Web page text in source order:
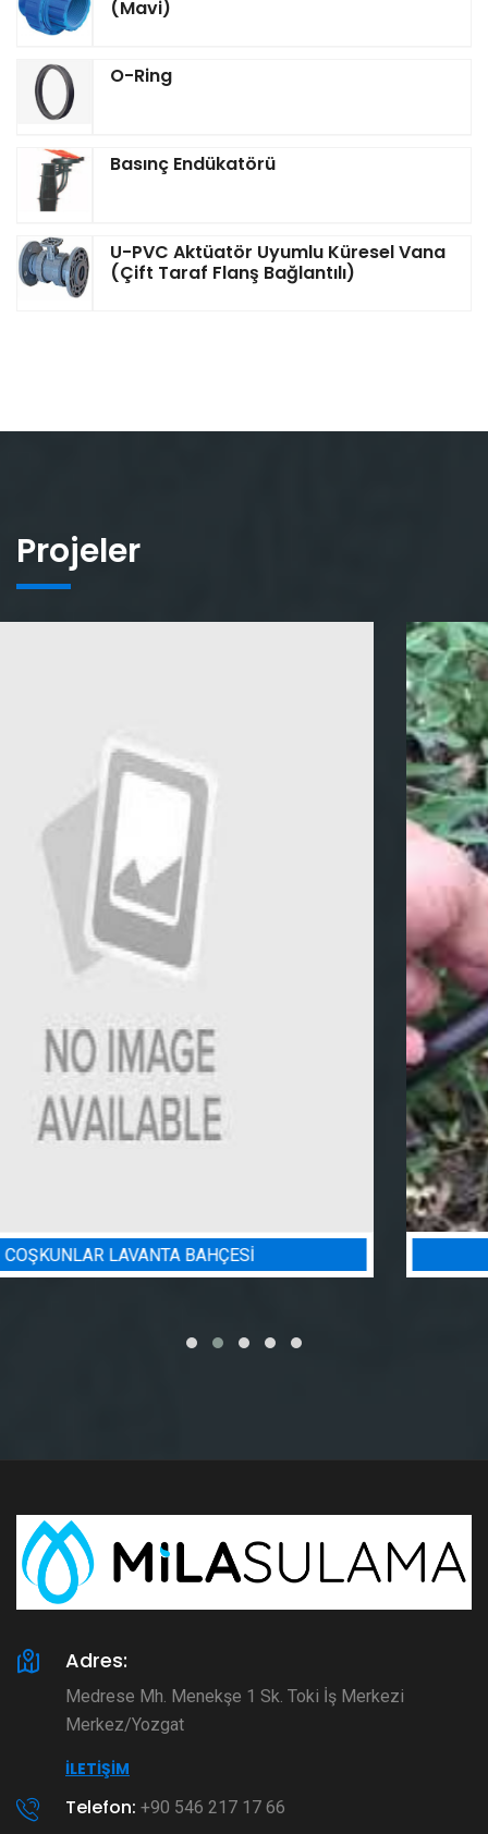
(Mavi)
O-Ring
Basınç Endükatörü
U-PVC Aktüatör Uyumlu Küresel Vana
(Çift Taraf Flanş Bağlantılı)
Projeler
BADEM BAHÇESI SULAMA PROJESI
Adres:
Medrese Mh. Menekşe 1 Sk. Toki İş Merkezi
Merkez/Yozgat
İLETIŞIM
Telefon: +90 546 217 17 66